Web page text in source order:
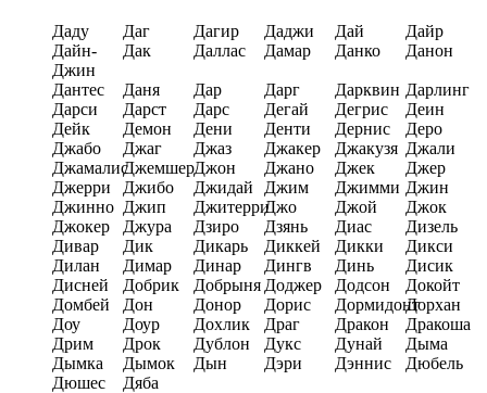
Даду Даг Дагир Даджи Дай
Дайр
Дайн-
Джин
Дак Даллас Дамар Данко Данон
Дантес Даня Дар Дарг Дарквин Дарлинг
Дарси
Дарст Дарс Дегай Дегрис
Деин
Дейк
Демон Дени Денти Дернис
Деро
Джабо
Джаг Джаз Джакер Джакузя Джали
ДжамалисДжемшерДжон Джано Джек
Джер
Джерри
Джибо Джидай Джим Джимми Джин
Джинно Джип ДжитерриДжо Джой
Джок
Джокер
Джура Дзиро Дзянь Диас
Дизель
Дивар
Дик Дикарь Диккей Дикки
Дикси
Дилан
Димар Динар Дингв Динь
Дисик
Дисней
Добрик Добрыня Доджер Додсон
Докойт
Домбей
Дон Донор Дорис ДормидонтДорхан
Доу
Доур Дохлик Драг Дракон
Дракоша
Дрим
Дрок Дублон Дукс Дунай
Дыма
Дымка
Дымок Дын Дэри Дэннис
Дюбель
Дюшес
Дяба